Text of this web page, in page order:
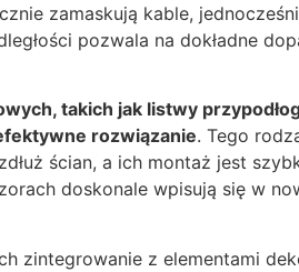
zamaskują kable,
pozwala na dokładne
takich jak listwy
rozwiązanie. Tego
ścian, a ich montaż jest
doskonale wpisują się w
zintegrowanie z elementami